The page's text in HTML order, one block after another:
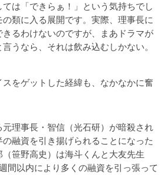
は「できらぁ！」という気持ちでし
の類に入る展開です。実際、理事長に
るわけないのですが、まあドラマが
言うなら、それは飲み込むしかない。
をゲットした経緯も、なかなかに奮
理事長・智信（光石研）が暗殺され
融資を引き揚げられることになった
笹野高史）は海斗くんと大友先生
間以内により多くの融資を引っ張って